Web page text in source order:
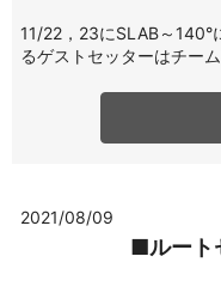
11/22，23にSLAB～140°
るゲストセッターはチー
2021/08/09
■ルート